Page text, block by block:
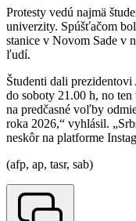
Protesty vedú najmä
univerzity. Spúšťačom
stanice v Novom Sade v
ľudí.
Študenti dali
do soboty 21.00 h, no
na predčasné voľby
roka 2026,“ vyhlásil.
neskôr na platforme
(afp, ap, tasr, sab)